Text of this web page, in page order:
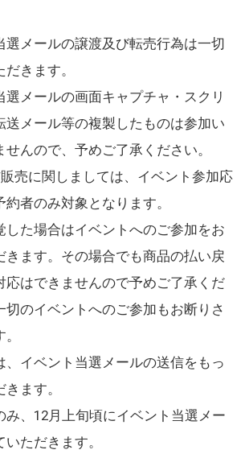
選メールの譲渡及び転売行為は一切
きます。
選メールの画面キャプチャ・スクリ
送メール等の複製したものは参加い
んので、予めご了承ください。
売に関しましては、イベント参加応
者のみ対象となります。
した場合はイベントへのご参加をお
きます。その場合でも商品の払い戻
応はできませんので予めご了承くだ
切のイベントへのご参加もお断りさ
、イベント当選メールの送信をもっ
ます。
み、12月上旬頃にイベント当選メー
ただきます。